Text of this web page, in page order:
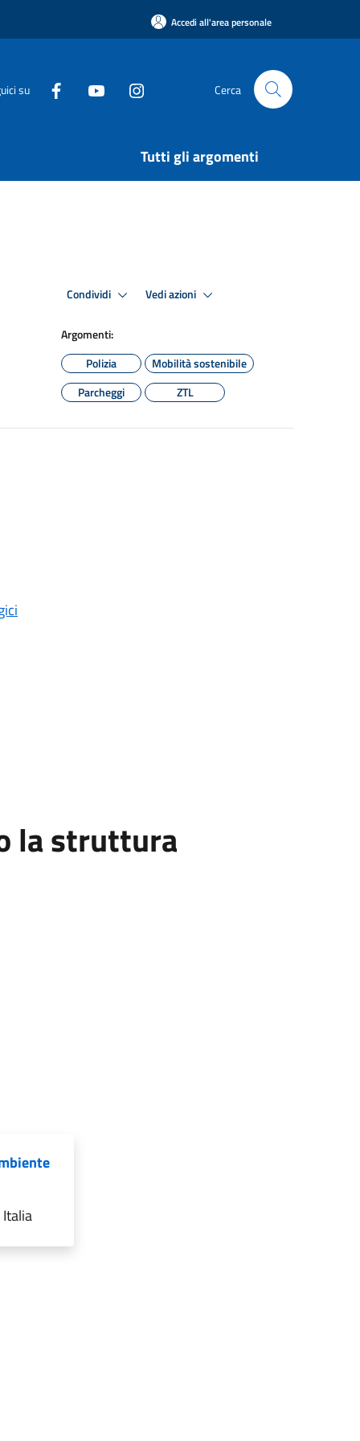
Accedi all'area personale
su Cerca
Tutti gli argomenti
Condividi Vedi azioni
Argomenti:
Polizia
Mobilità sostenibile
Parcheggi
ZTL
la struttura